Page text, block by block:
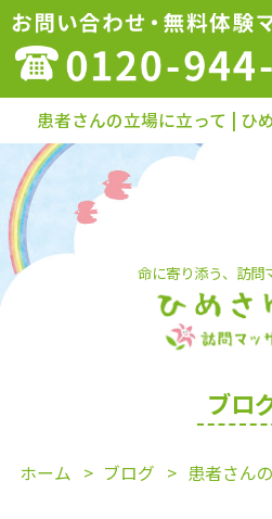
患者さんの立場に立って | ひ
命に寄り添う、訪問
ブロ
ホーム ブログ 患者さん